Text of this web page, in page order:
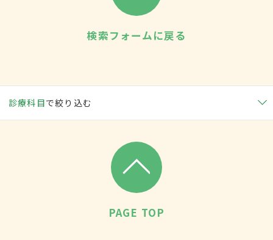
検索フォームに戻る
診療科目で絞り込む
PAGE TOP